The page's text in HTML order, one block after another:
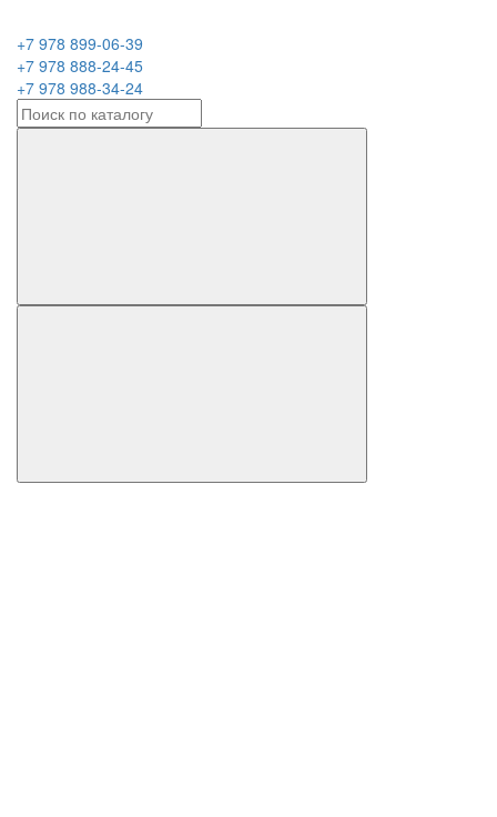
+7 978 899-06-39
+7 978 888-24-45
+7 978 988-34-24